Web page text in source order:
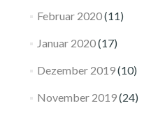
Februar 2020(11)
Januar 2020(17)
Dezember 2019(10)
November 2019(24)